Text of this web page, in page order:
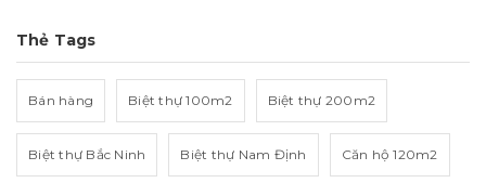
Thẻ Tags
Bán hàng Biệt thự 100m2 Biệt thự 200m2
Biệt thự Bắc Ninh Biệt thự Nam Định Căn hộ 120m2